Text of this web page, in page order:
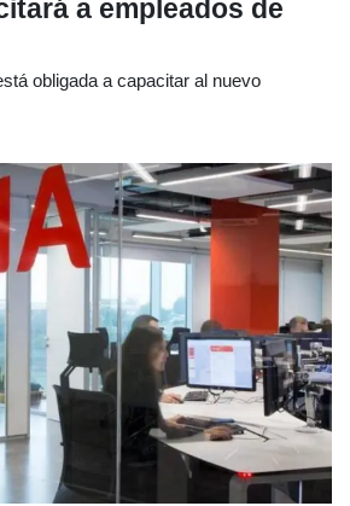
a empleados de
obligada a capacitar al nuevo